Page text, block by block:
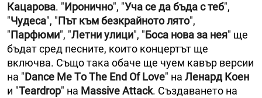
Кацарова. "Иронично", "Уча се да бъда с теб",
"Чудеса", "Път към безкрайното лято",
"Парфюми", "Летни улици", "Боса нова за нея" ще
бъдат сред песните, които концертът ще
включва. Също така обаче ще чуем кавър версии
на "Dance Me Тo Тhe End Оf Love" на Ленард Коен
и "Teardrop" на Massive Attack. Създаването на